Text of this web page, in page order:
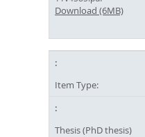
Download (6MB)
Item Type:
Thesis (PhD thesis)